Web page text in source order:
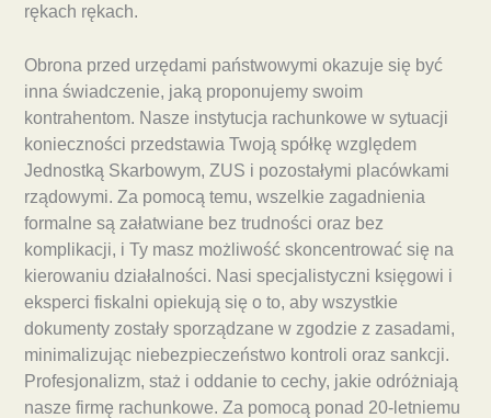
rękach rękach.
Obrona przed urzędami państwowymi okazuje się być
inna świadczenie, jaką proponujemy swoim
kontrahentom. Nasze instytucja rachunkowe w sytuacji
konieczności przedstawia Twoją spółkę względem
Jednostką Skarbowym, ZUS i pozostałymi placówkami
rządowymi. Za pomocą temu, wszelkie zagadnienia
formalne są załatwiane bez trudności oraz bez
komplikacji, i Ty masz możliwość skoncentrować się na
kierowaniu działalności. Nasi specjalistyczni księgowi i
eksperci fiskalni opiekują się o to, aby wszystkie
dokumenty zostały sporządzane w zgodzie z zasadami,
minimalizując niebezpieczeństwo kontroli oraz sankcji.
Profesjonalizm, staż i oddanie to cechy, jakie odróżniają
nasze firmę rachunkowe. Za pomocą ponad 20-letniemu